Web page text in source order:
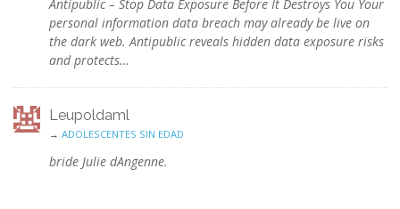
Antipublic – Stop Data Exposure Before It Destroys You Your
personal information data breach may already be live on
the dark web. Antipublic reveals hidden data exposure risks
and protects…
Leupoldaml
→ ADOLESCENTES SIN EDAD
bride Julie dAngenne.